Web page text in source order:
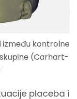
između kontrolne
(Carhart-
placeba i